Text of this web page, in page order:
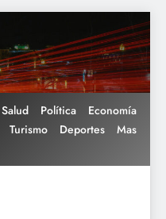
Salud Política
Economía
Turismo Deportes Mas